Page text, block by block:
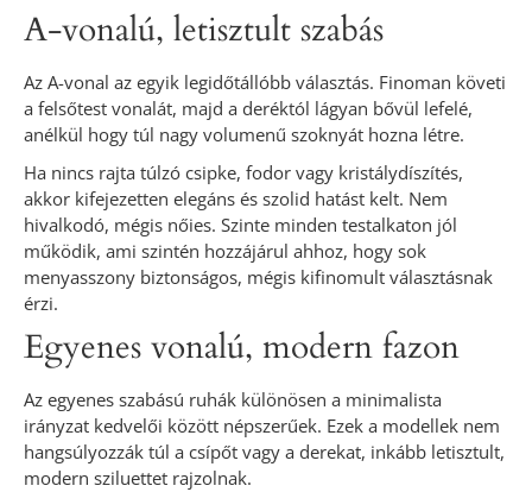
A-vonalú, letisztult szabás
Az A-vonal az egyik legidőtállóbb választás. Finoman követi
a felsőtest vonalát, majd a deréktól lágyan bővül lefelé,
anélkül hogy túl nagy volumenű szoknyát hozna létre.
Ha nincs rajta túlzó csipke, fodor vagy kristálydíszítés,
akkor kifejezetten elegáns és szolid hatást kelt. Nem
hivalkodó, mégis nőies. Szinte minden testalkaton jól
működik, ami szintén hozzájárul ahhoz, hogy sok
menyasszony biztonságos, mégis kifinomult választásnak
érzi.
Egyenes vonalú, modern fazon
Az egyenes szabású ruhák különösen a minimalista
irányzat kedvelői között népszerűek. Ezek a modellek nem
hangsúlyozzák túl a csípőt vagy a derekat, inkább letisztult,
modern sziluettet rajzolnak.